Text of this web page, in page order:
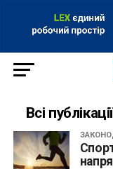
Всі